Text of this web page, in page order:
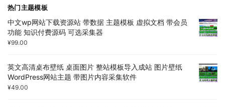
热门主题模板
中文wp网站下载资源站 带数据 主题模板 虚拟文档 带会员
功能 知识付费源码 可选采集器
¥99.00
英文高清桌布壁纸 桌面图片 整站模板导入成站 图片壁纸
WordPress网站主题 带图片内容采集软件
¥49.00